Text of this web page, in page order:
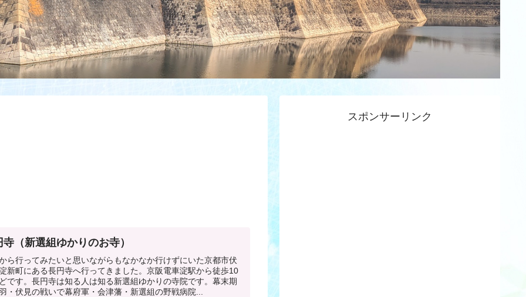
寺（新選組ゆかりのお寺）
ら行ってみたいと思いながらもなかなか行けずにいた京都市伏
新町にある長円寺へ行ってきました。京阪電車淀駅から徒歩10
です。長円寺は知る人は知る新選組ゆかりの寺院です。幕末期
・伏見の戦いで幕府軍・会津藩・新選組の野戦病院...
スポンサーリンク